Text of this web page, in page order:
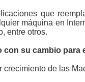
que
máquina en
entre otros.
con su cambio
de las